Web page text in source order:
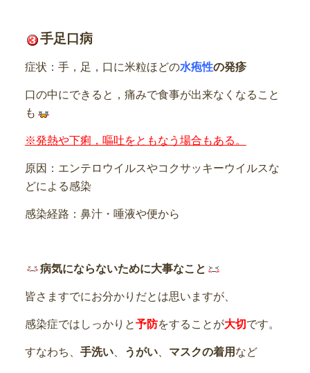
手足口病
症状：手，足，口に米粒ほどの水疱性の発疹
口の中にできると，痛みで食事が出来なくなること
も
※発熱や下痢，嘔吐をともなう場合もある。
原因：エンテロウイルスやコクサッキーウイルスな
どによる感染
感染経路：鼻汁・唾液や便から
病気にならないために大事なこと
皆さますでにお分かりだとは思いますが、
感染症ではしっかりと予防をすることが大切です。
すなわち、 手洗い、 うがい、 マスクの着用 など